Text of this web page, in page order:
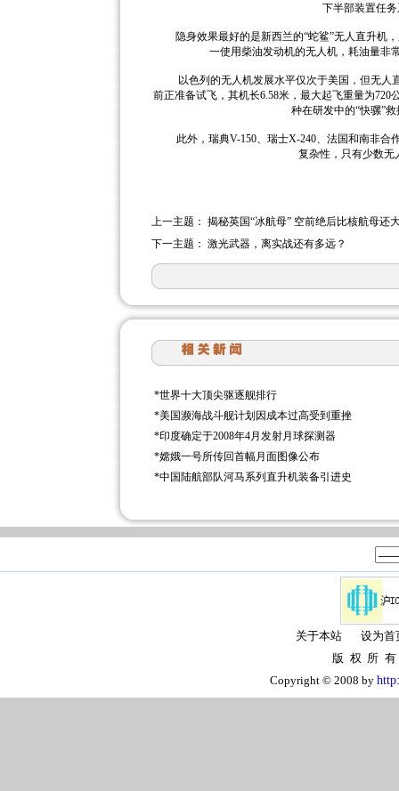
下半部装置任
隐身效果最好的是新西兰的“蛇鲨”无人直升机，
一使用柴油发动机的无人机，耗油量非
以色列的无人机发展水平仅次于美国，但无人直
前正准备试飞，其机长6.58米，最大起飞重量为
种在研发中的“快骡”
此外，瑞典V-150、瑞士X-240、法国和南非合作
复杂性，只有少数无
上一主题： 揭秘英国“冰航母” 空前绝后比核航母还
下一主题： 激光武器，离实战还有多远？
*世界十大顶尖驱逐舰排行
*美国濒海战斗舰计划因成本过高受到重挫
*印度确定于2008年4月发射月球探测器
*嫦娥一号所传回首幅月面图像公布
*中国陆航部队河马系列直升机装备引进史